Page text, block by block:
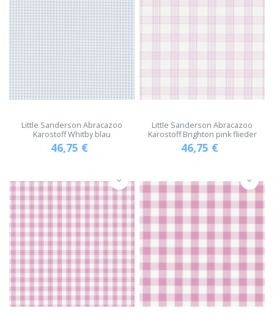
Little Sanderson Abracazoo
Karostoff Whitby blau
46,75 €
Little Sanderson Abracazoo
Karostoff Brighton pink flieder
46,75 €